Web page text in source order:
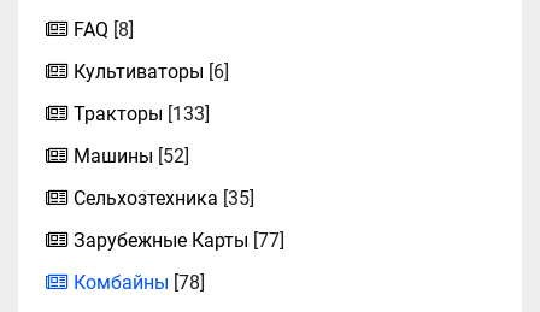
FAQ [8]
Культиваторы [6]
Тракторы [133]
Машины [52]
Сельхозтехника [35]
Зарубежные Карты [77]
Комбайны [78]